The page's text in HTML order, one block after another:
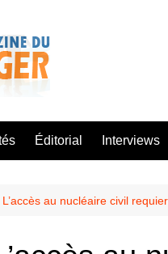
Éditorial Interviews
au nucléaire civil